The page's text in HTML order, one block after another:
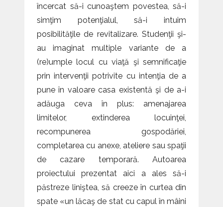
încercat să-i cunoaştem povestea, să-i
simţim potenţialul, să-i intuim
posibilităţile de revitalizare. Studenţii şi-
au imaginat multiple variante de a
(re)umple locul cu viaţă şi semnificaţie
prin intervenţii potrivite cu intenţia de a
pune în valoare casa existentă şi de a-i
adăuga ceva în plus: amenajarea
limitelor, extinderea locuinţei,
recompunerea gospodăriei,
completarea cu anexe, ateliere sau spaţii
de cazare temporară. Autoarea
proiectului prezentat aici a ales să-i
păstreze liniştea, să creeze în curtea din
spate «un lăcaş de stat cu capul în mâini